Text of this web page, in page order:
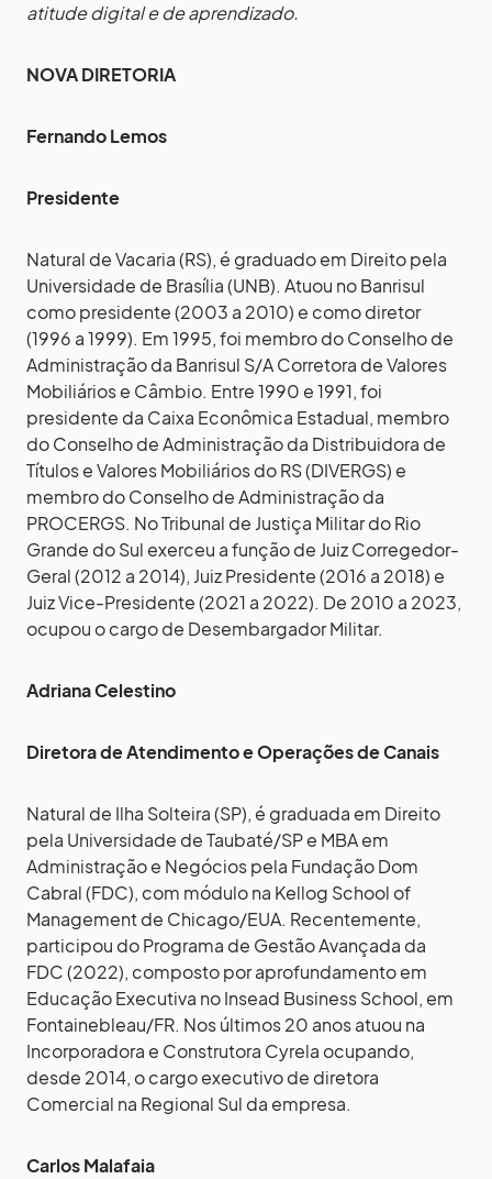
atitude digital e de aprendizado.
NOVA DIRETORIA
Fernando Lemos
Presidente
Natural de Vacaria (RS), é graduado em Direito pela
Universidade de Brasília (UNB). Atuou no Banrisul
como presidente (2003 a 2010) e como diretor
(1996 a 1999). Em 1995, foi membro do Conselho de
Administração da Banrisul S/A Corretora de Valores
Mobiliários e Câmbio. Entre 1990 e 1991, foi
presidente da Caixa Econômica Estadual, membro
do Conselho de Administração da Distribuidora de
Títulos e Valores Mobiliários do RS (DIVERGS) e
membro do Conselho de Administração da
PROCERGS. No Tribunal de Justiça Militar do Rio
Grande do Sul exerceu a função de Juiz Corregedor-
Geral (2012 a 2014), Juiz Presidente (2016 a 2018) e
Juiz Vice-Presidente (2021 a 2022). De 2010 a 2023,
ocupou o cargo de Desembargador Militar.
Adriana Celestino
Diretora de Atendimento e Operações de Canais
Natural de Ilha Solteira (SP), é graduada em Direito
pela Universidade de Taubaté/SP e MBA em
Administração e Negócios pela Fundação Dom
Cabral (FDC), com módulo na Kellog School of
Management de Chicago/EUA. Recentemente,
participou do Programa de Gestão Avançada da
FDC (2022), composto por aprofundamento em
Educação Executiva no Insead Business School, em
Fontainebleau/FR. Nos últimos 20 anos atuou na
Incorporadora e Construtora Cyrela ocupando,
desde 2014, o cargo executivo de diretora
Comercial na Regional Sul da empresa.
Carlos Malafaia